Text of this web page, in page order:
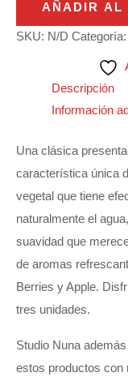
AÑADIR AL
SKU: N/D Categoría:
Descripción
Información
Una clásica
característica única
vegetal que tiene
naturalmente el
suavidad que
de aromas
Berries y Apple.
tres unidades.
Studio Nuna
estos productos con